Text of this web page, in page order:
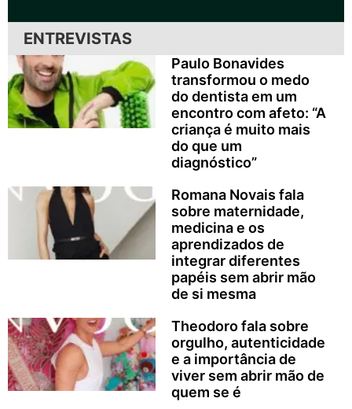
ENTREVISTAS
Paulo Bonavides
transformou o medo
do dentista em um
encontro com afeto: “A
criança é muito mais
do que um
diagnóstico”
Romana Novais fala
sobre maternidade,
medicina e os
aprendizados de
integrar diferentes
papéis sem abrir mão
de si mesma
Theodoro fala sobre
orgulho, autenticidade
e a importância de
viver sem abrir mão de
quem se é